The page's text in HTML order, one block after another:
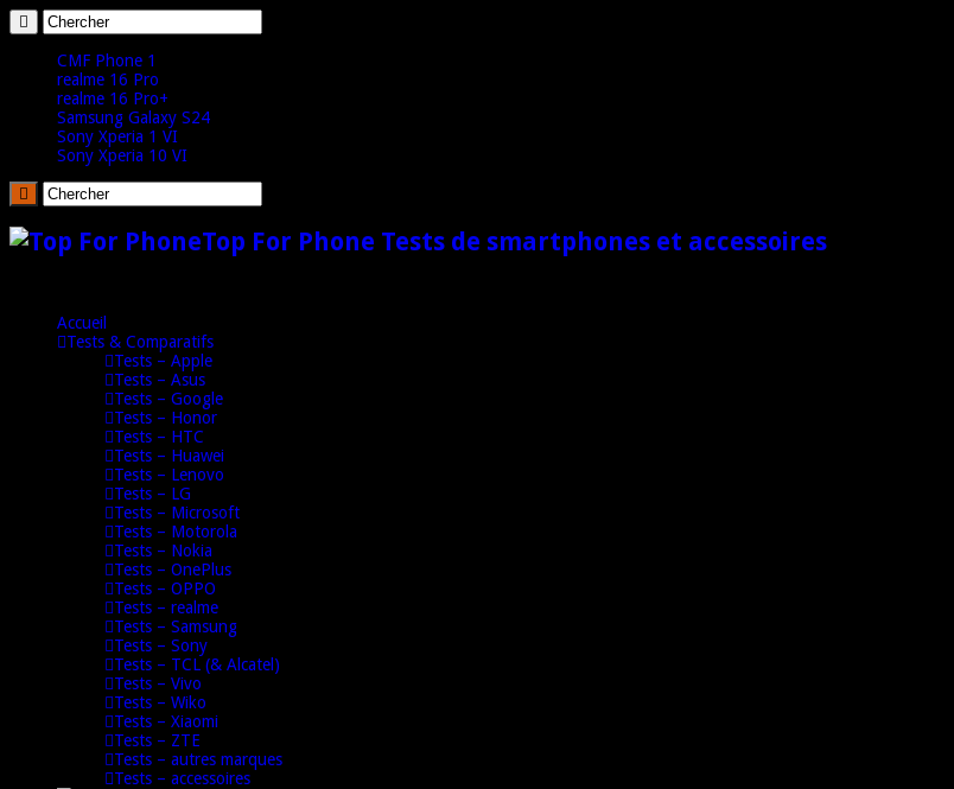
CMF Phone 1
realme 16 Pro
realme 16 Pro+
Samsung Galaxy S24
Sony Xperia 1 VI
Sony Xperia 10 VI
Top For Phone Tests de smartphones et accessoires
Accueil
Tests & Comparatifs
Tests – Apple
Tests – Asus
Tests – Google
Tests – Honor
Tests – HTC
Tests – Huawei
Tests – Lenovo
Tests – LG
Tests – Microsoft
Tests – Motorola
Tests – Nokia
Tests – OnePlus
Tests – OPPO
Tests – realme
Tests – Samsung
Tests – Sony
Tests – TCL (& Alcatel)
Tests – Vivo
Tests – Wiko
Tests – Xiaomi
Tests – ZTE
Tests – autres marques
Tests – accessoires